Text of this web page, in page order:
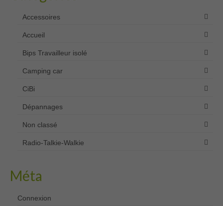
Accessoires
Accueil
Bips Travailleur isolé
Camping car
CiBi
Dépannages
Non classé
Radio-Talkie-Walkie
Méta
Connexion